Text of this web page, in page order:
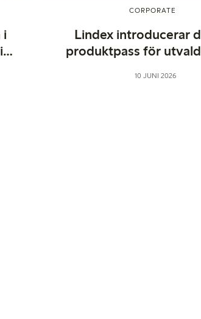
i
CORPORATE
Lindex introducerar
produktpass för
10 JUNI 2026